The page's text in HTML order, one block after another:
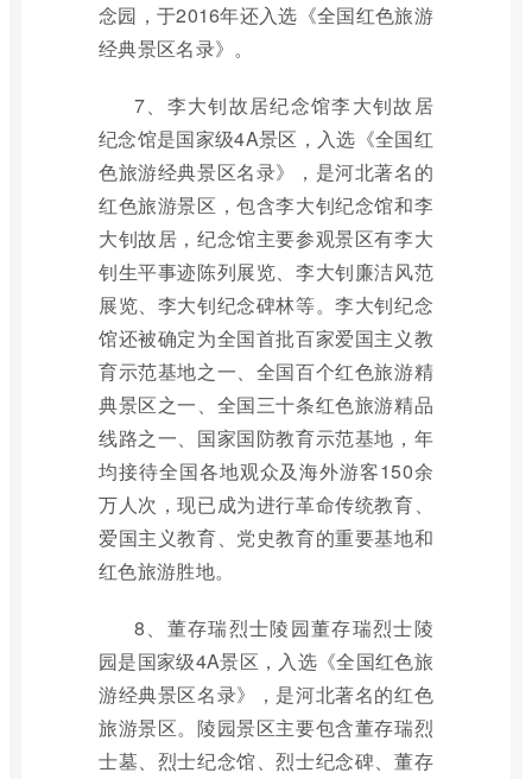
念园，于2016年还入选《全国红色旅游
经典景区名录》。
7、李大钊故居纪念馆李大钊故居
纪念馆是国家级4A景区，入选《全国红
色旅游经典景区名录》，是河北著名的
红色旅游景区，包含李大钊纪念馆和李
大钊故居，纪念馆主要参观景区有李大
钊生平事迹陈列展览、李大钊廉洁风范
展览、李大钊纪念碑林等。李大钊纪念
馆还被确定为全国首批百家爱国主义教
育示范基地之一、全国百个红色旅游精
典景区之一、全国三十条红色旅游精品
线路之一、国家国防教育示范基地，年
均接待全国各地观众及海外游客150余
万人次，现已成为进行革命传统教育、
爱国主义教育、党史教育的重要基地和
红色旅游胜地。
8、董存瑞烈士陵园董存瑞烈士陵
园是国家级4A景区，入选《全国红色旅
游经典景区名录》，是河北著名的红色
旅游景区。陵园景区主要包含董存瑞烈
士墓、烈士纪念馆、烈士纪念碑、董存